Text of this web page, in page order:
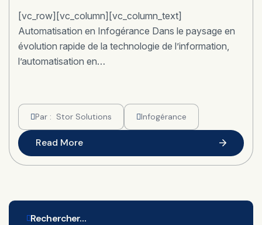
[vc_row][vc_column][vc_column_text]
Automatisation en Infogérance Dans le paysage en
évolution rapide de la technologie de l’information,
l’automatisation en…
Par : Stor Solutions Infogérance
Read More
Rechercher…